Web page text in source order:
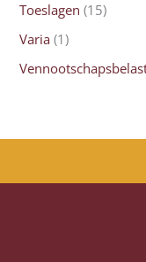
Toeslagen (15)
Varia (1)